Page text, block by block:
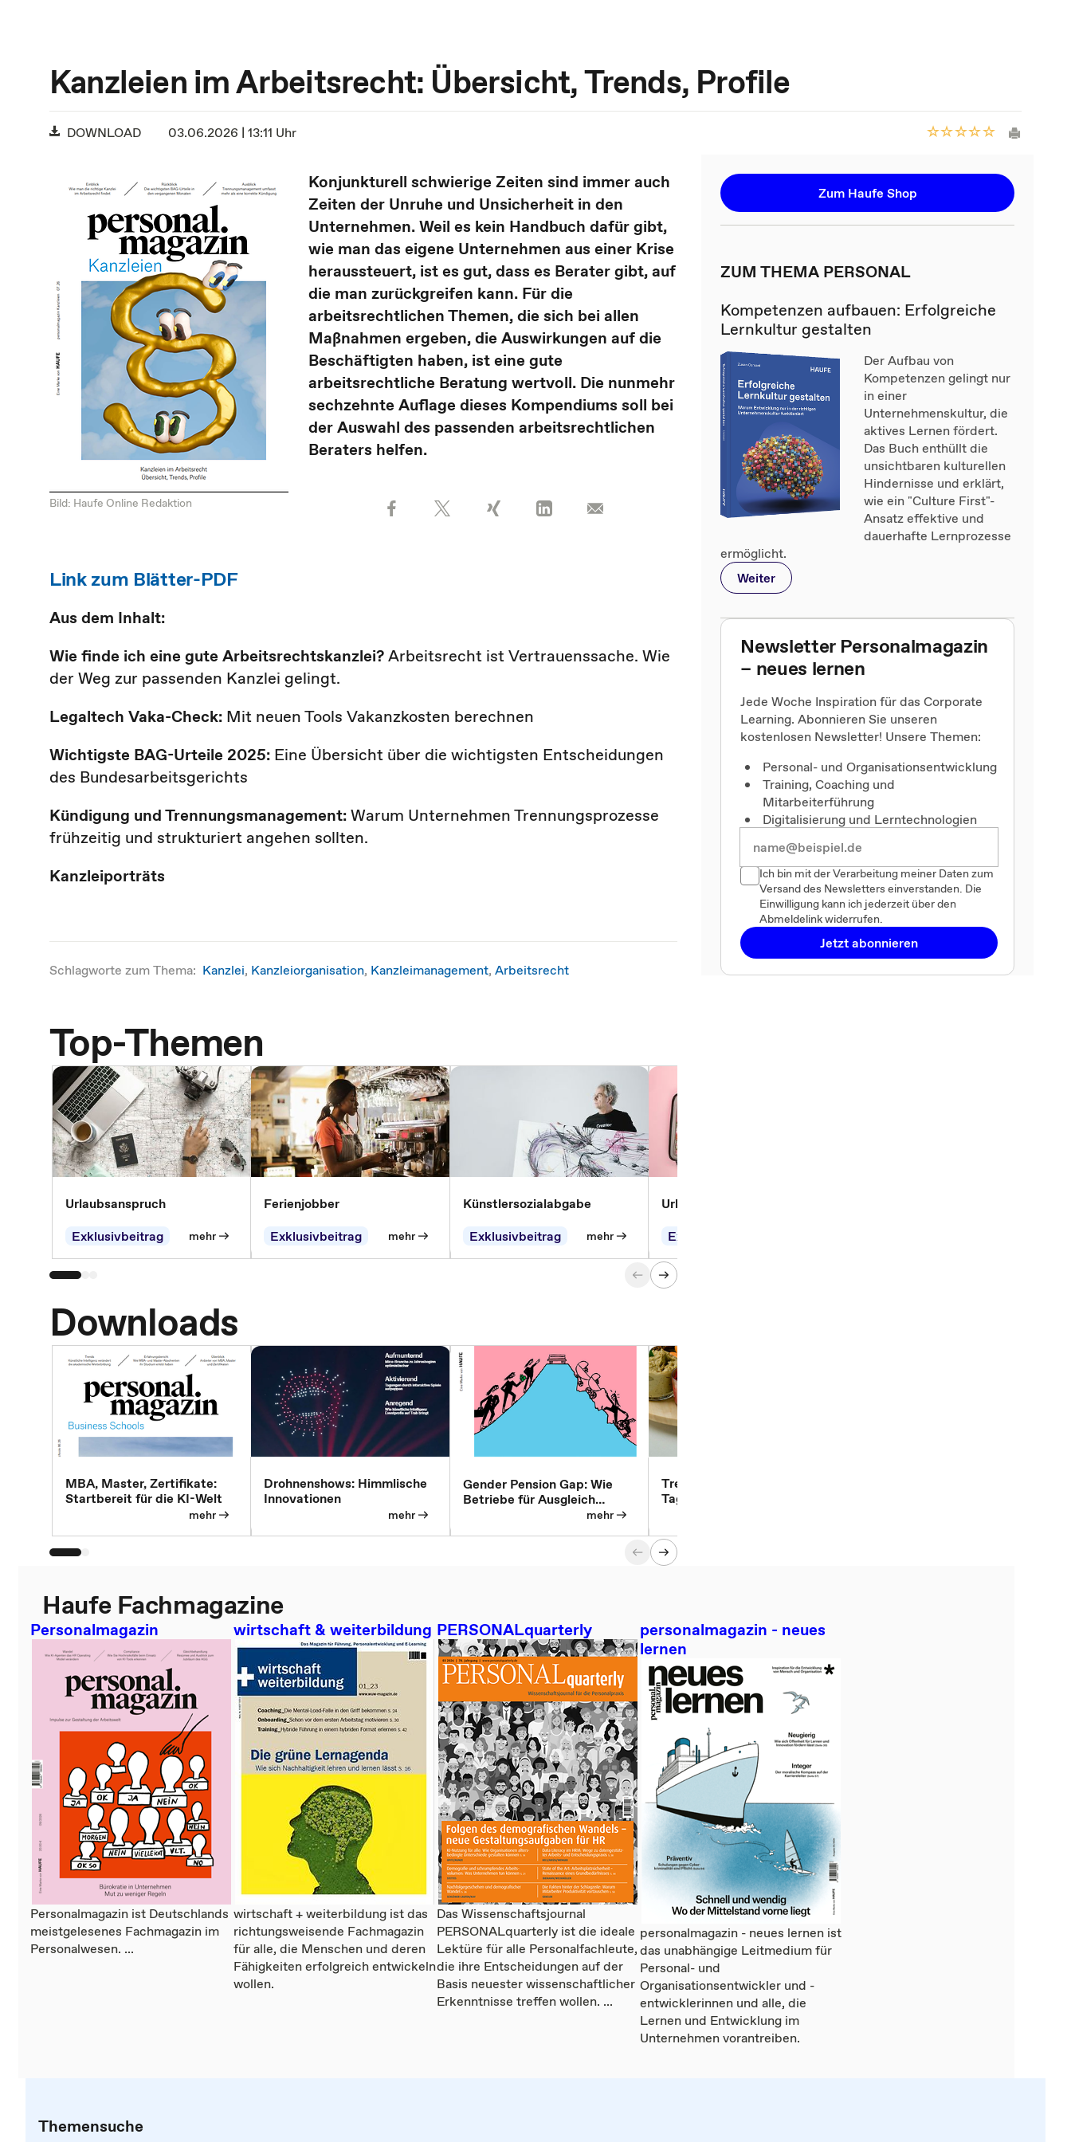
Kanzleien im Arbeitsrecht: Übersicht, Trends, Profile
DOWNLOAD 03.06.2026 | 13:11 Uhr
Bild: Haufe Online Redaktion
Konjunkturell schwierige Zeiten sind immer auch
Zeiten der Unruhe und Unsicherheit in den
Unternehmen. Weil es kein Handbuch dafür gibt,
wie man das eigene Unternehmen aus einer Krise
heraussteuert, ist es gut, dass es Berater gibt, auf
die man zurückgreifen kann. Für die
arbeitsrechtlichen Themen, die sich bei allen
Maßnahmen ergeben, die Auswirkungen auf die
Beschäftigten haben, ist eine gute
arbeitsrechtliche Beratung wertvoll. Die nunmehr
sechzehnte Auflage dieses Kompendiums soll bei
der Auswahl des passenden arbeitsrechtlichen
Beraters helfen.
Link zum Blätter-PDF
Aus dem Inhalt:
Wie finde ich eine gute Arbeitsrechtskanzlei?Arbeitsrecht ist Vertrauenssache. Wie
der Weg zur passenden Kanzlei gelingt.
Legaltech Vaka-Check: Mit neuen Tools Vakanzkosten berechnen
Wichtigste BAG-Urteile 2025: Eine Übersicht über die wichtigsten Entscheidungen
des Bundesarbeitsgerichts
Kündigung und Trennungsmanagement:Warum Unternehmen Trennungsprozesse
frühzeitig und strukturiert angehen sollten.
Kanzleiporträts
Schlagworte zum Thema: Kanzlei, Kanzleiorganisation, Kanzleimanagement, Arbeitsrecht
Top-Themen
Urlaubsanspruch
Exklusivbeitrag
mehr
Ferienjobber
Exklusivbeitrag
mehr
Künstlersozialabgabe
Exklusivbeitrag
mehr
Urlaubsgeld
Exklusivbeitrag
Downloads
MBA, Master, Zertifikate:
Startbereit für die KI-Welt
mehr
Drohnenshows: Himmlische
Innovationen
mehr
Gender Pension Gap: Wie
Betriebe für Ausgleich
mehr
Trend zum Gemüse: Was
Tagungsgäste fit hält
Zum Haufe Shop
ZUM THEMA PERSONAL
Kompetenzen aufbauen: Erfolgreiche
Lernkultur gestalten
Der Aufbau von
Kompetenzen gelingt nur
in einer
Unternehmenskultur, die
aktives Lernen fördert.
Das Buch enthüllt die
unsichtbaren kulturellen
Hindernisse und erklärt,
wie ein "Culture First"-
Ansatz effektive und
dauerhafte Lernprozesse
ermöglicht.
Weiter
Newsletter Personalmagazin
– neues lernen
Jede Woche Inspiration für das Corporate
Learning. Abonnieren Sie unseren
kostenlosen Newsletter! Unsere Themen:
Personal- und Organisationsentwicklung
Training, Coaching und
Mitarbeiterführung
Digitalisierung und Lerntechnologien
Ich bin mit der Verarbeitung meiner Daten zum
Versand des Newsletters einverstanden. Die
Einwilligung kann ich jederzeit über den
Abmeldelink widerrufen.
Jetzt abonnieren
Haufe Fachmagazine
Personalmagazin
Personalmagazin ist Deutschlands
meistgelesenes Fachmagazin im
Personalwesen. ...
wirtschaft & weiterbildung
wirtschaft + weiterbildung ist das
richtungsweisende Fachmagazin
für alle, die Menschen und deren
Fähigkeiten erfolgreich entwickeln
wollen.
PERSONALquarterly
Das Wissenschaftsjournal
PERSONALquarterly ist die ideale
Lektüre für alle Personalfachleute,
die ihre Entscheidungen auf der
Basis neuester wissenschaftlicher
Erkenntnisse treffen wollen. ...
personalmagazin - neues
lernen
personalmagazin - neues lernen ist
das unabhängige Leitmedium für
Personal- und
Organisationsentwickler und -
entwicklerinnen und alle, die
Lernen und Entwicklung im
Unternehmen vorantreiben.
Themensuche